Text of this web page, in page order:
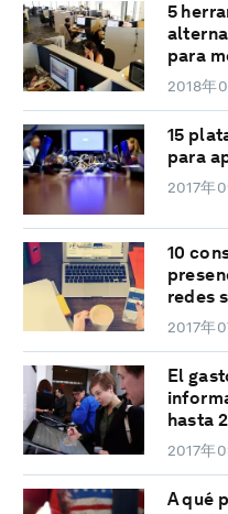
5
para
2018年
15
para
2017年
10
redes
2017年
El
hasta
2017年
A qué